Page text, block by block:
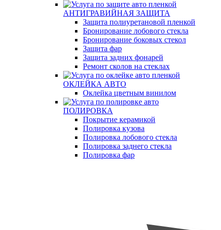
АНТИГРАВИЙНАЯ ЗАЩИТА
Защита полиуретановой пленкой
Бронирование лобового стекла
Бронирование боковых стекол
Защита фар
Защита задних фонарей
Ремонт сколов на стеклах
ОКЛЕЙКА АВТО
Оклейка цветным винилом
ПОЛИРОВКА
Покрытие керамикой
Полировка кузова
Полировка лобового стекла
Полировка заднего стекла
Полировка фар